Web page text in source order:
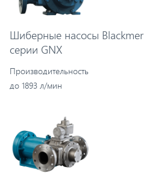
Шиберные насосы Blackmer
серии GNX
Производительность
до 1893 л/мин